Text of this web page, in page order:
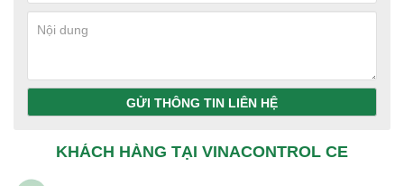
GỬI THÔNG TIN LIÊN HỆ
KHÁCH HÀNG TẠI VINACONTROL CE